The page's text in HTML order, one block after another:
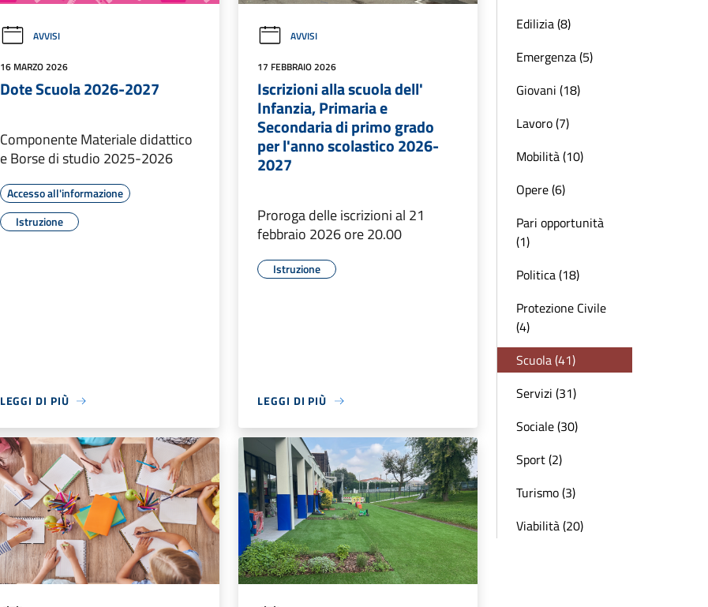
AVVISI
16 MARZO 2026
Dote Scuola 2026-2027
Componente Materiale didattico
e Borse di studio 2025-2026
Accesso all'informazione
Istruzione
LEGGI DI PIÙ
AVVISI
17 FEBBRAIO 2026
Iscrizioni alla scuola dell'
Infanzia, Primaria e
Secondaria di primo grado
per l'anno scolastico 2026-
2027
Proroga delle iscrizioni al 21
febbraio 2026 ore 20.00
Istruzione
LEGGI DI PIÙ
Edilizia (8)
Emergenza (5)
Giovani (18)
Lavoro (7)
Mobilità (10)
Opere (6)
Pari opportunità
(1)
Politica (18)
Protezione Civile
(4)
Scuola (41)
Servizi (31)
Sociale (30)
Sport (2)
Turismo (3)
Viabilità (20)